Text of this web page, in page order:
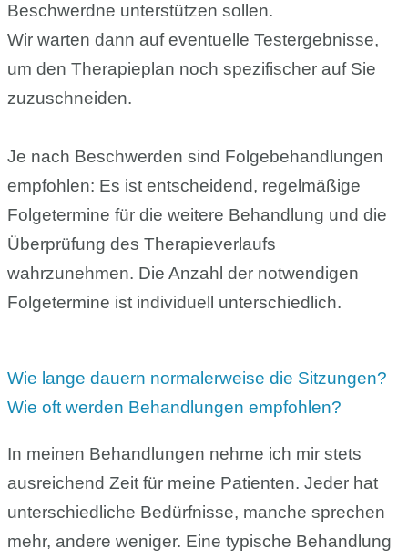
Beschwerdne unterstützen sollen.
Wir warten dann auf eventuelle Testergebnisse,
um den Therapieplan noch spezifischer auf Sie
zuzuschneiden.
Je nach Beschwerden sind Folgebehandlungen
empfohlen: Es ist entscheidend, regelmäßige
Folgetermine für die weitere Behandlung und die
Überprüfung des Therapieverlaufs
wahrzunehmen. Die Anzahl der notwendigen
Folgetermine ist individuell unterschiedlich.
Wie lange dauern normalerweise die Sitzungen?
Wie oft werden Behandlungen empfohlen?
In meinen Behandlungen nehme ich mir stets
ausreichend Zeit für meine Patienten. Jeder hat
unterschiedliche Bedürfnisse, manche sprechen
mehr, andere weniger. Eine typische Behandlung